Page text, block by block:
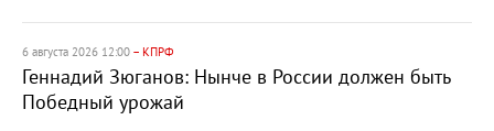
6 августа 2026 12:00 – КПРФ
Геннадий Зюганов: Нынче в России должен быть
Победный урожай